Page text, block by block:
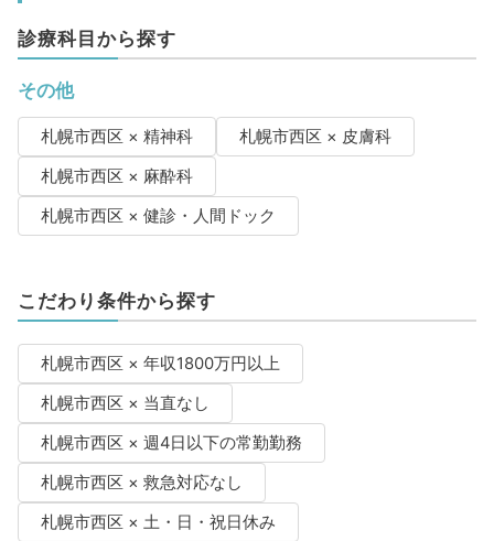
診療科目から探す
その他
札幌市西区 × 精神科
札幌市西区 × 皮膚科
札幌市西区 × 麻酔科
札幌市西区 × 健診・人間ドック
こだわり条件から探す
札幌市西区 × 年収1800万円以上
札幌市西区 × 当直なし
札幌市西区 × 週4日以下の常勤勤務
札幌市西区 × 救急対応なし
札幌市西区 × 土・日・祝日休み